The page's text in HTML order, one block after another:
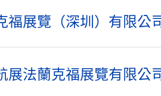
福展覽（深圳）有限公
展法蘭克福展覽有限公